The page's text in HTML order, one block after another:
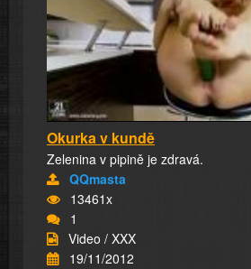
Okurka v kundě
Zelenina v pipině je zdravá.
QQmasta
13461x
1
Video / XXX
19/11/2012